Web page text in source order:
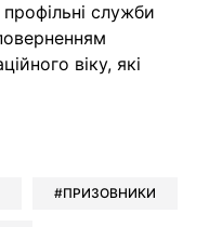
служби
віку, які
Xу Viber
у Whatsapp
у Messenger
у LinkedIn
ПРИЗОВНИКИ